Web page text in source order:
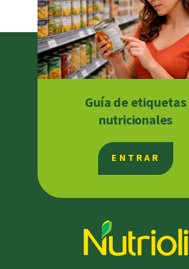
Guía de etiquetas
nutricionales
ENTRAR